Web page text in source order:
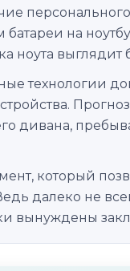
на
ноута
технологии
дивана,
который
далеко не
вынуждены